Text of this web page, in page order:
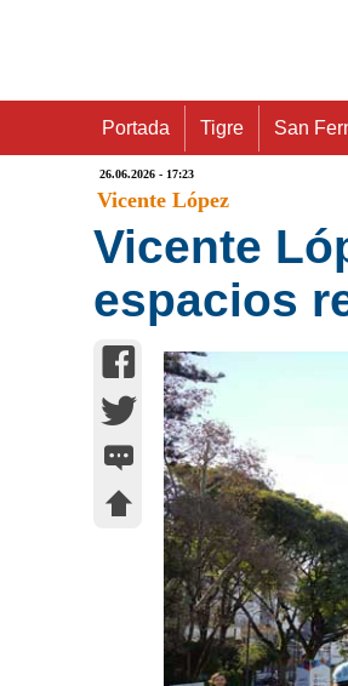
Portada Tigre San
26.06.2026 - 17:23
Vicente López
Vicente
espacios